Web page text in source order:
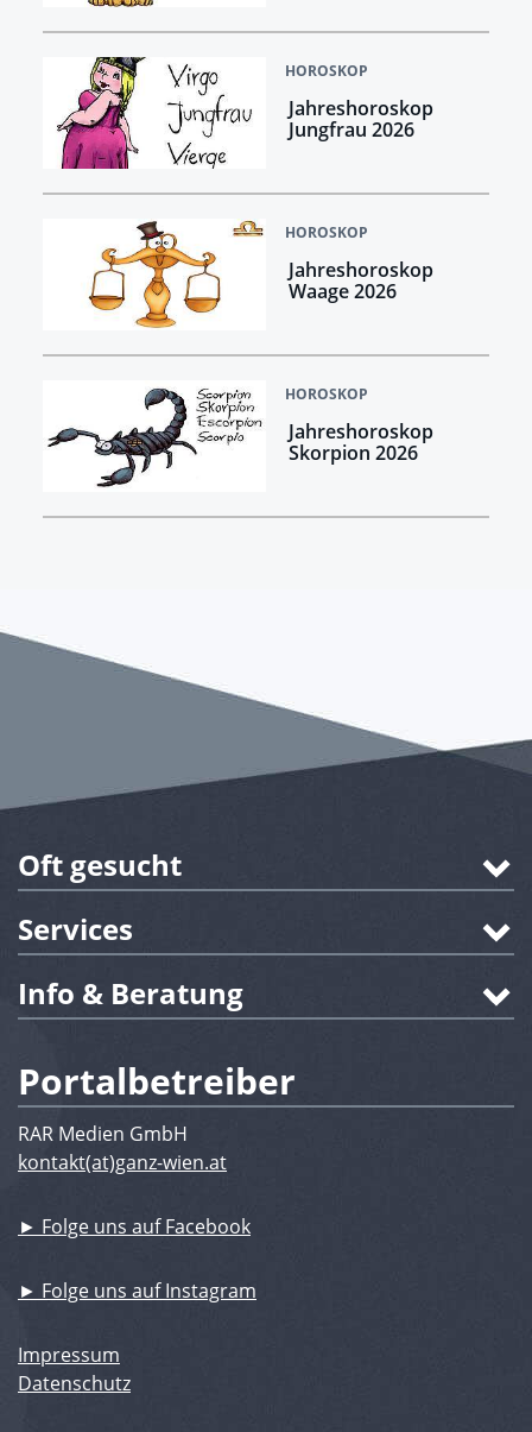
HOROSKOP
Jahreshoroskop
Jungfrau 2026
HOROSKOP
Jahreshoroskop
Waage 2026
HOROSKOP
Jahreshoroskop
Skorpion 2026
Oft gesucht
Services
Info & Beratung
Portalbetreiber
RAR Medien GmbH
kontakt(at)ganz-wien.at
► Folge uns auf Facebook
► Folge uns auf Instagram
Impressum
Datenschutz